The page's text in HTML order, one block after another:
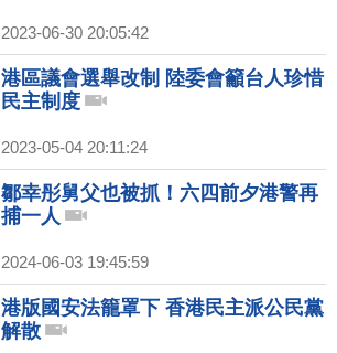
2023-06-30 20:05:42
港區議會選舉改制 陸委會籲台人珍惜
民主制度
2023-05-04 20:11:24
鄒幸彤舅父也被抓！六四前夕港警再
捕一人
2024-06-03 19:45:59
港版國安法籠罩下 香港民主派公民黨
解散